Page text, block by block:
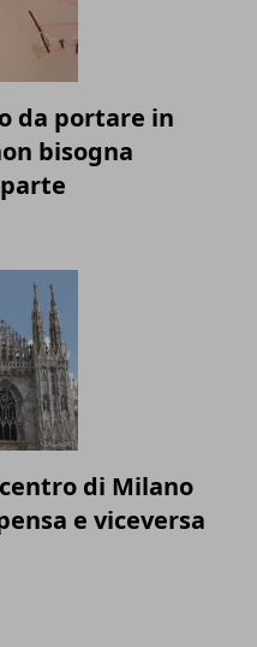
da portare in
bisogna
di Milano
e viceversa